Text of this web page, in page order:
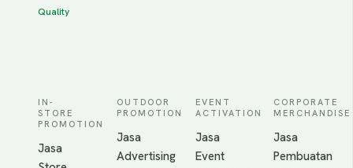
Quality
IN-
STORE
PROMOTION
Jasa
OUTDOOR
PROMOTION
Jasa
Advertising
EVENT
ACTIVATION
Jasa
Event
CORPORATE
MERCHANDISE
Jasa
Pembuatan